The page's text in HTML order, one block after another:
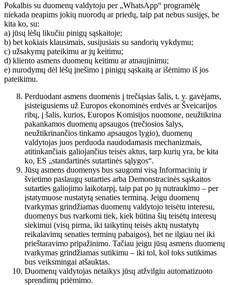
Pokalbis su duomenų valdytoju per „WhatsApp“ programėlę
niekada neapims jokių nuorodų ar priedų, taip pat nebus susijęs, be
kita ko, su:
a) jūsų lėšų likučiu pinigų sąskaitoje;
b) bet kokiais klausimais, susijusiais su sandorių vykdymu;
c) užsakymų pateikimu ar jų keitimu;
d) kliento asmens duomenų keitimu ar atnaujinimu;
e) nurodymų dėl lėšų įnešimo į pinigų sąskaitą ar išėmimo iš jos
pateikimu.
Perduodant asmens duomenis į trečiąsias šalis, t. y. gavėjams,
įsisteigusiems už Europos ekonominės erdvės ar Šveicarijos
ribų, į šalis, kurios, Europos Komisijos nuomone, neužtikrina
pakankamos duomenų apsaugos (trečiosios šalys,
neužtikrinančios tinkamo apsaugos lygio), duomenų
valdytojas juos perduoda naudodamasis mechanizmais,
atitinkančiais galiojančius teisės aktus, tarp kurių yra, be kita
ko, ES „standartinės sutartinės sąlygos“.
Jūsų asmens duomenys bus saugomi visą Informacinių ir
švietimo paslaugų sutarties arba Demonstracinės sąskaitos
sutarties galiojimo laikotarpį, taip pat po jų nutraukimo – per
įstatymuose nustatytą senaties terminą. Jeigu duomenų
tvarkymas grindžiamas duomenų valdytojo teisėtu interesu,
duomenys bus tvarkomi tiek, kiek būtina šių teisėtų interesų
siekimui (visų pirma, iki taikytinų teisės aktų nustatytų
reikalavimų senaties terminų pabaigos), bet ne ilgiau nei iki
prieštaravimo pripažinimo. Tačiau jeigu jūsų asmens duomenų
tvarkymas grindžiamas sutikimu – iki tol, kol toks sutikimas
bus veiksmingai atšauktas.
Duomenų valdytojas netaikys jūsų atžvilgiu automatizuoto
sprendimų priėmimo.